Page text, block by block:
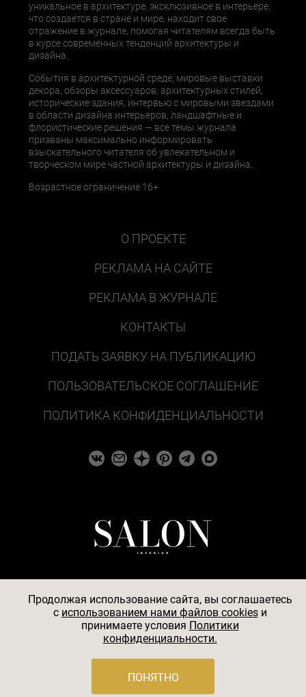
уникальное в архитектуре, эксклюзивное в интерьере,
что создается в стране и мире, находит свое
отражение в журнале, помогая читателям всегда быть
в курсе современных тенденций архитектуры и
дизайна.
События в архитектурной среде, мировые выставки
декора, обзоры аксессуаров, архитектурных стилей,
исторические здания, интервью с мировыми звездами
в области дизайна интерьеров, ландшафтные и
флористические решения — все темы журнала
призваны максимально информировать
взыскательного читателя об увлекательном и
творческом мире частной архитектуры и дизайна.
Возрастное ограничение 16+
О ПРОЕКТЕ
РЕКЛАМА НА САЙТЕ
РЕКЛАМА В ЖУРНАЛЕ
КОНТАКТЫ
ПОДАТЬ ЗАЯВКУ НА ПУБЛИКАЦИЮ
ПОЛЬЗОВАТЕЛЬСКОЕ СОГЛАШЕНИЕ
ПОЛИТИКА КОНФИДЕНЦИАЛЬНОСТИ
© 2026
АО «БКМ», ОГРН 1027739494584, ИНН 7705056238,
127018, Москва, ул. Полковая, д. 3, стр. 4, помещение I,
комн. 23
Продолжая использование сайта, вы соглашаетесь
c использованием нами файлов cookiesи
принимаете условия Политики
конфиденциальности.
ПОНЯТНО